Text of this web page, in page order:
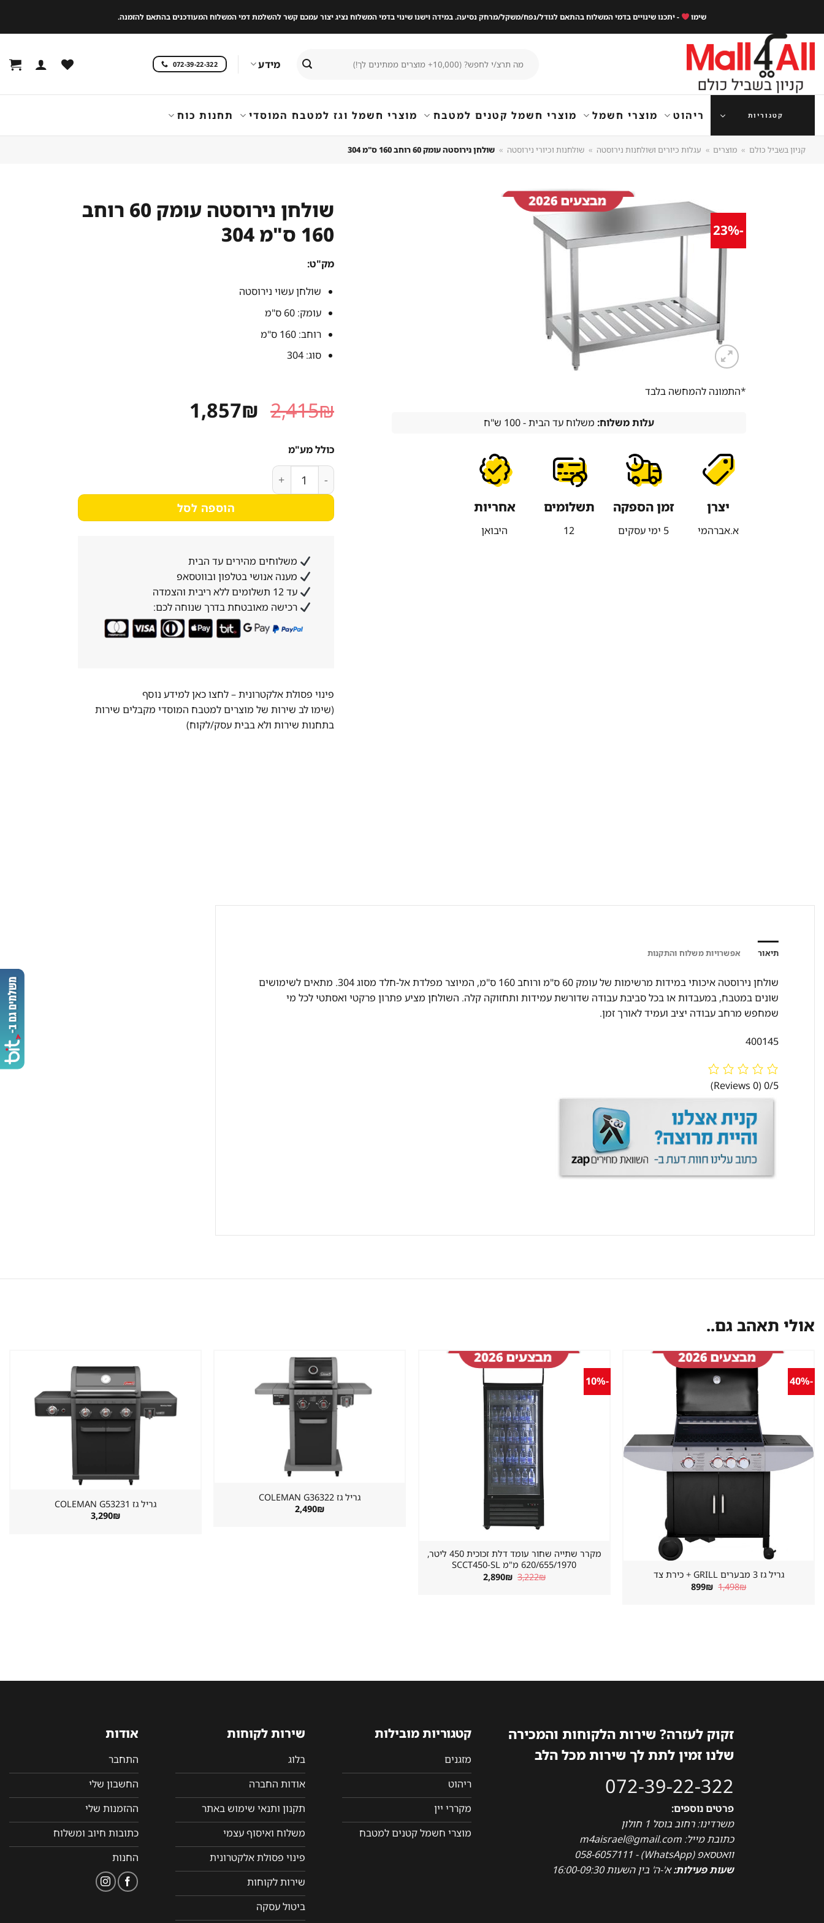
content
שימו - יתכנו שינויים בדמי המשלוח בהתאם לגודל/נפח/משקל/מרחק נסיעה. במידה וישנו שינוי בדמי המשלוח נציג יצור עמכם קשר להשלמת דמי המשלוח המעודכנים בהתאם להזמנה.
עבור:
מידע 072-39-22-322
קטגוריות ריהוט מוצרי חשמל מוצרי חשמל קטנים למטבח מוצרי חשמל וגז למטבח המוסדי תחנות כוח
קניון בשביל כולם » מוצרים » עגלות כיורים ושולחנות נירוסטה » שולחנות וכיורי נירוסטה » שולחן נירוסטה עומק 60 רוחב 160 ס"מ 304
-23%
*התמונה להמחשה בלבד
עלות משלוח: משלוח עד הבית - 100 ש"ח
יצרן
א.אברהמי
זמן הספקה
5 ימי עסקים
תשלומים
12
אחריות
היבואן
שולחן נירוסטה עומק 60 רוחב
160 ס"מ 304
מק"ט:
שולחן עשוי נירוסטה
עומק: 60 ס"מ
רוחב: 160 ס"מ
סוג: 304
2,415₪ המחיר
המקורי
1,857₪
כולל מע"מ
כמות של שולחן נירוסטה עומק 60 רוחב 160 ס"מ 304
הוספה לסל
משלוחים מהירים עד הבית
מענה אנושי בטלפון ובווטסאפ
עד 12 תשלומים ללא ריבית והצמדה
רכישה מאובטחת בדרך שנוחה לכם:
פינוי פסולת אלקטרונית –לחצו כאן למידע נוסף
(שימו לב שירות של מוצרים למטבח המוסדי מקבלים שירות
בתחנות שירות ולא בבית עסק/לקוח)
תיאור אפשרויות משלוח והתקנות
שולחן נירוסטה איכותי במידות מרשימות של עומק 60 ס"מ ורוחב 160 ס"מ, המיוצר מפלדת אל-חלד מסוג 304. מתאים לשימושים
שונים במטבח, במעבדות או בכל סביבת עבודה שדורשת עמידות ותחזוקה קלה. השולחן מציע פתרון פרקטי ואסתטי לכל מי
שמחפש מרחב עבודה יציב ועמיד לאורך זמן.
400145
0/5
(0 Reviews)
אולי תאהב גם..
-40%
גריל גז 3 מבערים GRILL + כירת צד
1,498₪ המחיר
המקורי
899₪ המחיר
-10%
מקרר שתייה שחור עומד דלת זכוכית 450 ליטר,
620/655/1970 מ"מ SCCT450-SL
3,222₪ המחיר
המקורי
2,890₪ המחיר
גריל גז ⁦COLEMAN G36322⁩
2,490₪
גריל גז ⁦COLEMAN G53231⁩
3,290₪
זקוק לעזרה? שירות הלקוחות והמכירה
שלנו זמין לתת לך שירות מכל הלב
072-39-22-322
פרטים נוספים:
משרדינו: רחוב בוסל 1 חולון
כתובת מייל: m4aisrael@gmail.com
וואטסאפ (WhatsApp) - 058-6057111
שעות פעילות:א'-ה' בין השעות 16:00-09:30
קטגוריות מובילות
מזגנים
ריהוט
מקררי יין
מוצרי חשמל קטנים למטבח
שירות לקוחות
בלוג
אודות החברה
תקנון ותנאי שימוש באתר
משלוח ואיסוף עצמי
פינוי פסולת אלקטרונית
שירות לקוחות
ביטול עסקה
אודות
התחבר
החשבון שלי
ההזמנות שלי
כתובות חיוב ומשלוח
החנות